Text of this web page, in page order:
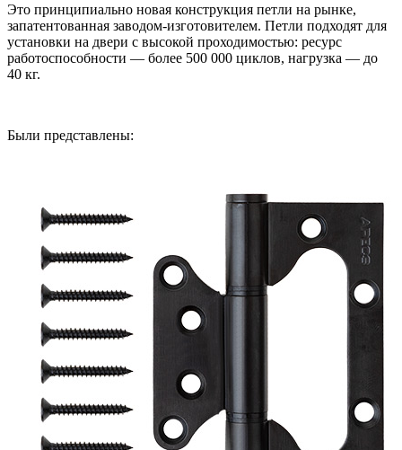
Это принципиально новая конструкция петли на рынке,
запатентованная заводом-изготовителем. Петли подходят для
установки на двери с высокой проходимостью: ресурс
работоспособности — более 500 000 циклов, нагрузка — до
40 кг.
Были представлены: